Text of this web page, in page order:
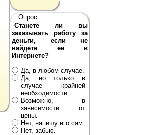
Опрос
Станете ли вы
заказывать работу за
деньги, если не
найдете ее в
Интернете?
Да, в любом случае.
Да, но только в
случае крайней
необходимости.
Возможно, в
зависимости от
цены.
Нет, напишу его сам.
Нет, забью.